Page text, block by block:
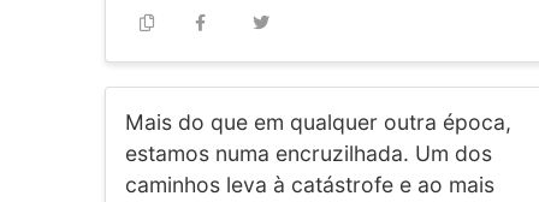
Mais do que em qualquer outra época,
estamos numa encruzilhada. Um dos
caminhos leva à catástrofe e ao mais